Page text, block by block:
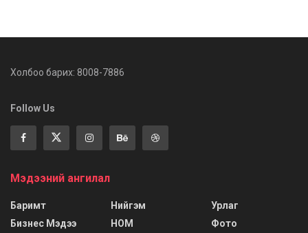
Холбоо барих: 8008-7886
Follow Us
Мэдээний ангилал
Баримт
Бизнес Мэдээ
Нийгэм
НОМ
Урлаг
Фото